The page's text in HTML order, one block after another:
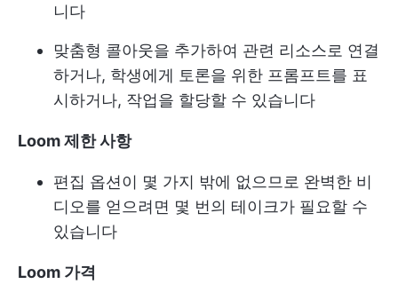
니다
맞춤형 콜아웃을 추가하여 관련 리소스로 연결
하거나, 학생에게 토론을 위한 프롬프트를 표
시하거나, 작업을 할당할 수 있습니다
Loom 제한 사항
편집 옵션이 몇 가지 밖에 없으므로 완벽한 비
디오를 얻으려면 몇 번의 테이크가 필요할 수
있습니다
Loom 가격